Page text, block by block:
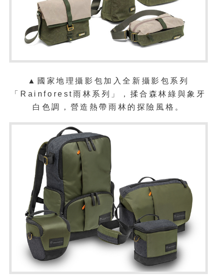
▲國家地理攝影包加入全新攝影包系列
「Rainforest雨林系列」，揉合森林綠與象牙
白色調，營造熱帶雨林的探險風格。